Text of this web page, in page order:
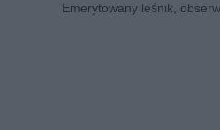
Emerytowany leśnik,